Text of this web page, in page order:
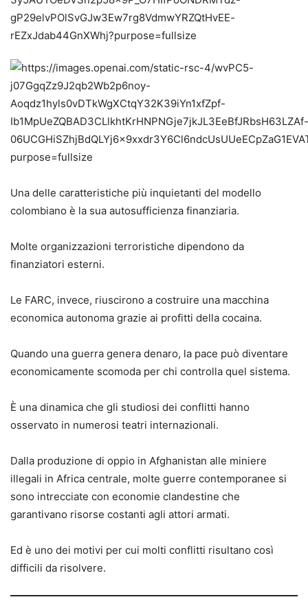
Una delle caratteristiche più inquietanti del modello
colombiano è la sua autosufficienza finanziaria.
Molte organizzazioni terroristiche dipendono da
finanziatori esterni.
Le FARC, invece, riuscirono a costruire una macchina
economica autonoma grazie ai profitti della cocaina.
Quando una guerra genera denaro, la pace può diventare
economicamente scomoda per chi controlla quel sistema.
È una dinamica che gli studiosi dei conflitti hanno
osservato in numerosi teatri internazionali.
Dalla produzione di oppio in Afghanistan alle miniere
illegali in Africa centrale, molte guerre contemporanee si
sono intrecciate con economie clandestine che
garantivano risorse costanti agli attori armati.
Ed è uno dei motivi per cui molti conflitti risultano così
difficili da risolvere.